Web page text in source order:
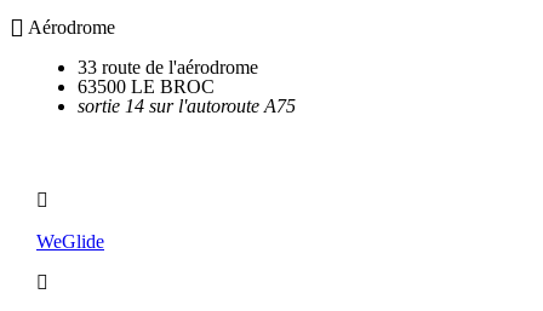
Aérodrome
33 route de l'aérodrome
63500 LE BROC
sortie 14 sur l'autoroute A75
WeGlide